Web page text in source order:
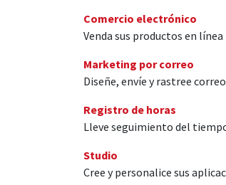
Comercio electrónico
Venda sus productos en línea
Marketing por correo
Diseñe, envíe y rastree
Registro de horas
Lleve seguimiento del
Studio
Cree y personalice sus